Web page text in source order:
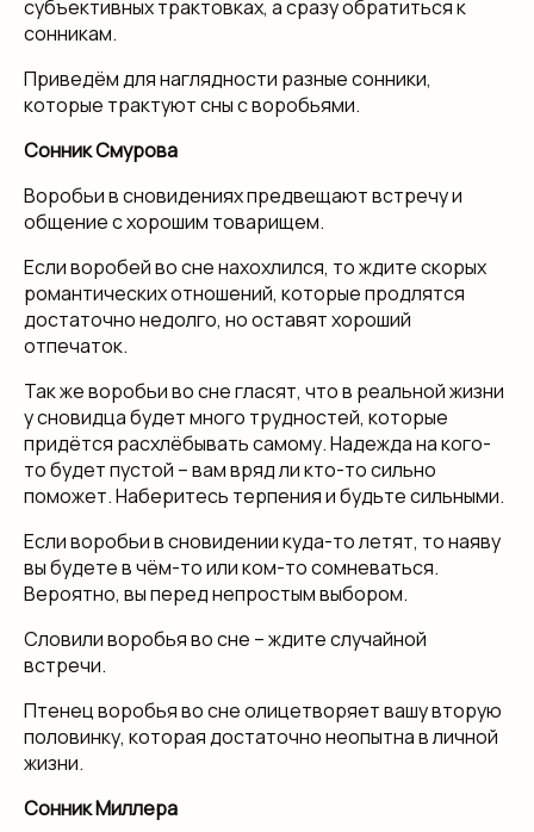
субъективных трактовках, а сразу обратиться к
сонникам.
Приведём для наглядности разные сонники,
которые трактуют сны с воробьями.
Сонник Смурова
Воробьи в сновидениях предвещают встречу и
общение с хорошим товарищем.
Если воробей во сне нахохлился, то ждите скорых
романтических отношений, которые продлятся
достаточно недолго, но оставят хороший
отпечаток.
Так же воробьи во сне гласят, что в реальной жизни
у сновидца будет много трудностей, которые
придётся расхлёбывать самому. Надежда на кого-
то будет пустой – вам вряд ли кто-то сильно
поможет. Наберитесь терпения и будьте сильными.
Если воробьи в сновидении куда-то летят, то наяву
вы будете в чём-то или ком-то сомневаться.
Вероятно, вы перед непростым выбором.
Словили воробья во сне – ждите случайной
встречи.
Птенец воробья во сне олицетворяет вашу вторую
половинку, которая достаточно неопытна в личной
жизни.
Сонник Миллера